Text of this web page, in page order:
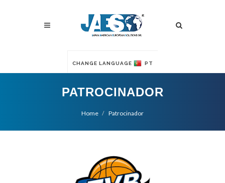
CHANGE LANGUAGE PT
PATROCINADOR
Home Patrocinador